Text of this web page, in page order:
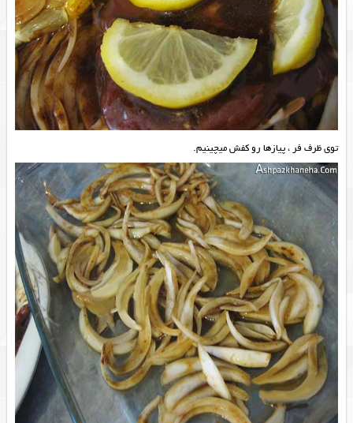
توی ظرف فر ، پیازها رو کفش میچینیم.